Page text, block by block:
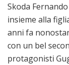
Skoda
insieme alla
anni fa
con un bel
protagonisti